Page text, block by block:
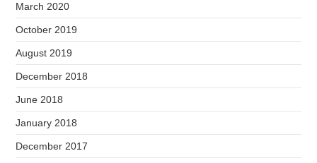
March 2020
October 2019
August 2019
December 2018
June 2018
January 2018
December 2017